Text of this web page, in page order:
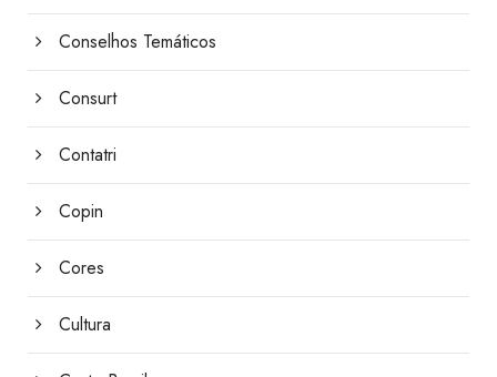
Conselhos Temáticos
Consurt
Contatri
Copin
Cores
Cultura